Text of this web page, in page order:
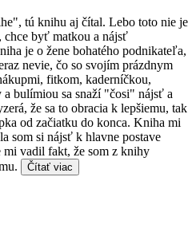
tú knihu aj čítal. Lebo toto nie je
chce byť matkou a nájsť
je o žene bohatého podnikateľa,
nevie, čo so svojím prázdnym
fitkom, kaderníčkou,
bulímiou sa snaží "čosi" nájsť a
že sa to obracia k lepšiemu, tak
od začiatku do konca. Kniha mi
som si nájsť k hlavne postave
vadil fakt, že som z knihy
Čítať viac